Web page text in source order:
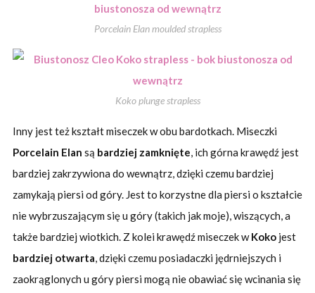
Porcelain Elan moulded strapless
Koko plunge strapless
Inny jest też kształt miseczek w obu bardotkach. Miseczki
Porcelain Elan są bardziej zamknięte , ich górna krawędź jest
bardziej zakrzywiona do wewnątrz, dzięki czemu bardziej
zamykają piersi od góry. Jest to korzystne dla piersi o kształcie
nie wybrzuszającym się u góry (takich jak moje), wiszących, a
także bardziej wiotkich. Z kolei krawędź miseczek wKokojest
bardziej otwarta , dzięki czemu posiadaczki jędrniejszych i
zaokrąglonych u góry piersi mogą nie obawiać się wcinania się